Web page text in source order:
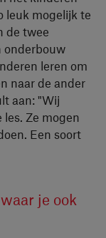
leuk mogelijk te
de twee
onderbouw
leren om
naar de ander
aan: "Wij
Ze mogen
Een soort
je ook